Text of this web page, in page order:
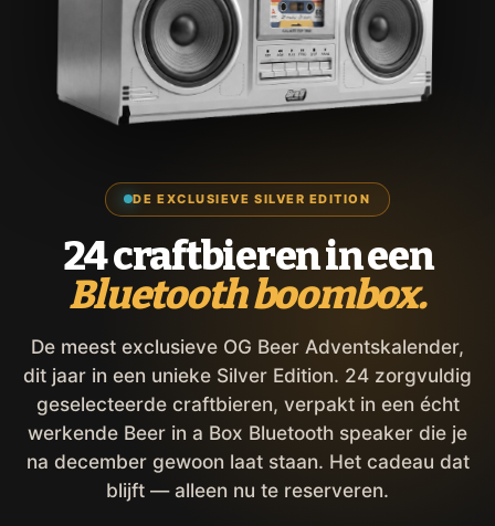
DE EXCLUSIEVE SILVER EDITION
24 craftbieren in een
Bluetooth boombox.
De meest exclusieve OG Beer Adventskalender,
dit jaar in een unieke Silver Edition. 24 zorgvuldig
geselecteerde craftbieren, verpakt in een écht
werkende Beer in a Box Bluetooth speaker die je
na december gewoon laat staan. Het cadeau dat
blijft — alleen nu te reserveren.